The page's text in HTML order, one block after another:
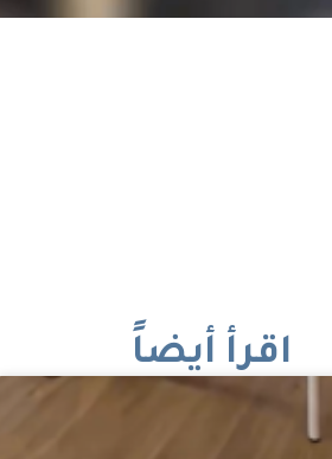
اقرأ أيضاً